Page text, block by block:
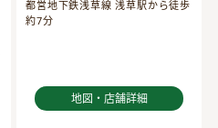
都営地下鉄浅草線 浅草駅から徒歩
約7分
地図・店舗詳細